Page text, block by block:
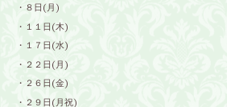
・８日(月)
・１１日(木)
・１７日(水)
・２２日(月)
・２６日(金)
・２９日(月祝)